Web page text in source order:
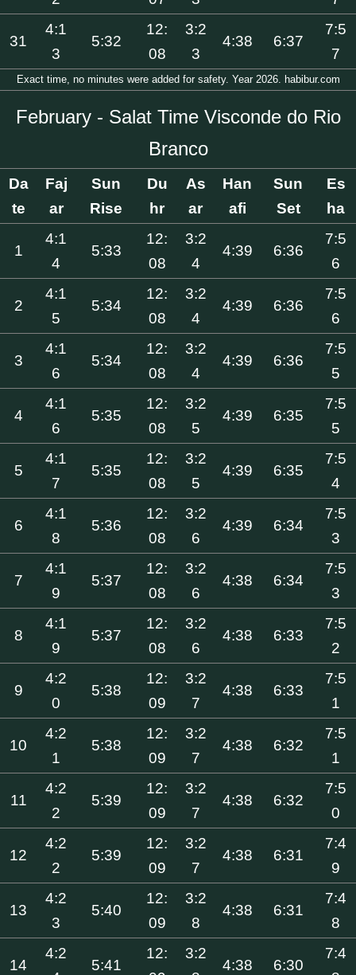
31
4:1
3
5:32
12:
08
3:2
3
4:38 6:37
7:5
7
Exact time, no minutes were added for safety. Year 2026. habibur.com
February - Salat Time Visconde do Rio
Branco
Da
te
Faj
ar
Sun
Rise
Du
hr
As
ar
Han
afi
Sun
Set
Es
ha
1
4:1
4
5:33
12:
08
3:2
4
4:39 6:36
7:5
6
2
4:1
5
5:34
12:
08
3:2
4
4:39 6:36
7:5
6
3
4:1
6
5:34
12:
08
3:2
4
4:39 6:36
7:5
5
4
4:1
6
5:35
12:
08
3:2
5
4:39 6:35
7:5
5
5
4:1
7
5:35
12:
08
3:2
5
4:39 6:35
7:5
4
6
4:1
8
5:36
12:
08
3:2
6
4:39 6:34
7:5
3
7
4:1
9
5:37
12:
08
3:2
6
4:38 6:34
7:5
3
8
4:1
9
5:37
12:
08
3:2
6
4:38 6:33
7:5
2
9
4:2
0
5:38
12:
09
3:2
7
4:38 6:33
7:5
1
10
4:2
1
5:38
12:
09
3:2
7
4:38 6:32
7:5
1
11
4:2
2
5:39
12:
09
3:2
7
4:38 6:32
7:5
0
12
4:2
2
5:39
12:
09
3:2
7
4:38 6:31
7:4
9
13
4:2
3
5:40
12:
09
3:2
8
4:38 6:31
7:4
8
14
4:2
5:41
12:
3:2
4:38 6:30
7:4